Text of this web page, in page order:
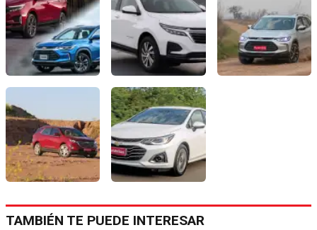
TAMBIÉN TE PUEDE INTERESAR